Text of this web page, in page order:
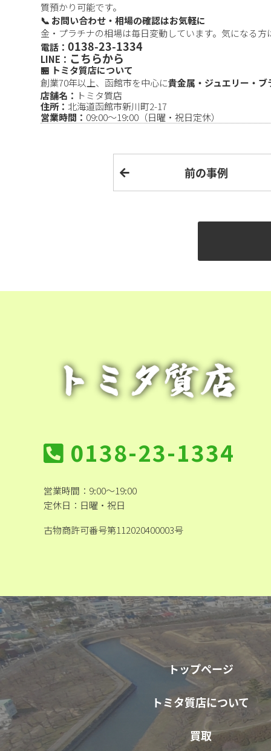
質預かり可能です。
📞 お問い合わせ・相場の確認はお気軽に
金・プラチナの相場は毎日変動しています。気になる
電話：0138-23-1334
LINE： こちらから
🏪 トミタ質店について
創業70年以上、函館市を中心に貴金属・ジュエリー・
店舗名： トミタ質店
住所：北海道函館市新川町2-17
営業時間： 09:00〜19:00（日曜・祝日定休）
前の事例
0138-23-1334
営業時間：9:00～19:00
定休日：日曜・祝日
古物商許可番号第112020400003号
トップページ
トミタ質店について
買取